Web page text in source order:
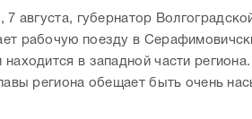
7 августа, губернатор
рабочую поезду в
находится в западной части
региона обещает быть очень